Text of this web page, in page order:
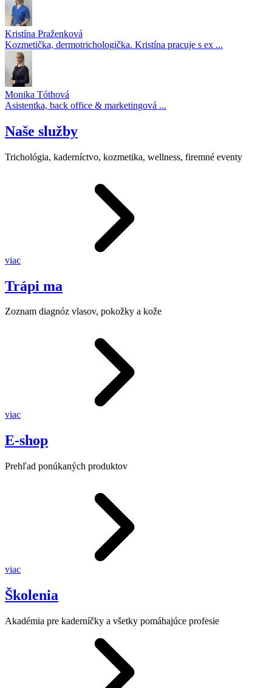
Kristína Praženková
Kozmetička, dermotrichologička. Kristína pracuje s ex ...
Monika Tóthová
Asistentka, back office & marketingová ...
Naše služby
Trichológia, kaderníctvo, kozmetika, wellness, firemné eventy
viac
Trápi ma
Zoznam diagnóz vlasov, pokožky a kože
viac
E-shop
Prehľad ponúkaných produktov
viac
Školenia
Akadémia pre kaderníčky a všetky pomáhajúce profesie